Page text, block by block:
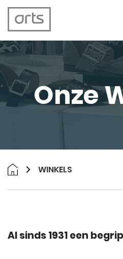
Onze
WINKELS
Al sinds 1931 een